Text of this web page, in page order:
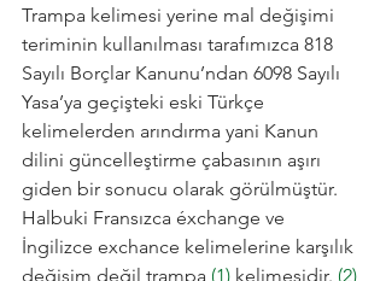
Trampa kelimesi yerine mal değişimi
teriminin kullanılması tarafımızca 818
Sayılı Borçlar Kanunu’ndan 6098 Sayılı
Yasa’ya geçişteki eski Türkçe
kelimelerden arındırma yani Kanun
dilini güncelleştirme çabasının aşırı
giden bir sonucu olarak görülmüştür.
Halbuki Fransızca éxchange ve
İngilizce exchance kelimelerine karşılık
değişim değil trampa (1) kelimesidir. (2)